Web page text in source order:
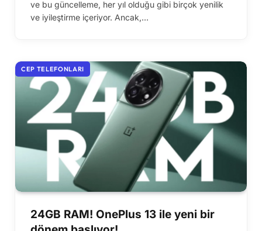
ve bu güncelleme, her yıl olduğu gibi birçok yenilik
ve iyileştirme içeriyor. Ancak,…
CEP TELEFONLARI
24GB RAM! OnePlus 13 ile yeni bir